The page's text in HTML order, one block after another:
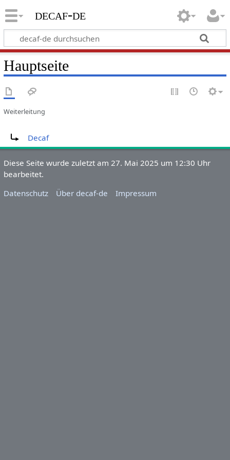
decaf-de
Hauptseite
Weiterleitung
Decaf
Diese Seite wurde zuletzt am 27. Mai 2025 um 12:30 Uhr
bearbeitet.
Datenschutz
Über decaf-de Impressum